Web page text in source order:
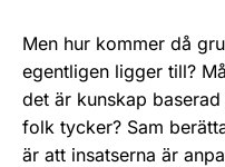
Men hur kommer då
egentligen ligger till?
det är kunskap
folk tycker? Sam
är att insatserna är